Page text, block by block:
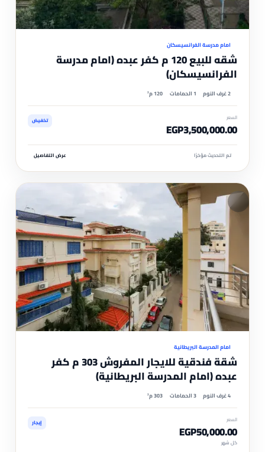
امام مدرسة الفرانسيسكان
شقه للبيع 120 م كفر عبده (امام مدرسة
الفرانسيسكان)
2 غرف النوم 1 الحمامات 120 م²
السعر
EGP3,500,000.00 تخفيض
تم التحديث مؤخرًا عرض التفاصيل
امام المدرسة البريطانية
شقة فندقية للايجار المفروش 303 م كفر
عبده (امام المدرسة البريطانية)
4 غرف النوم 3 الحمامات 303 م²
السعر
EGP50,000.00
كل شهر
إيجار